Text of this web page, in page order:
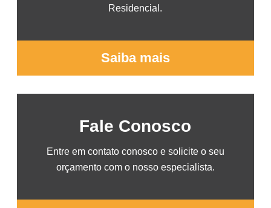
Residencial.
Saiba mais
Fale Conosco
Entre em contato conosco e solicite o seu
orçamento com o nosso especialista.